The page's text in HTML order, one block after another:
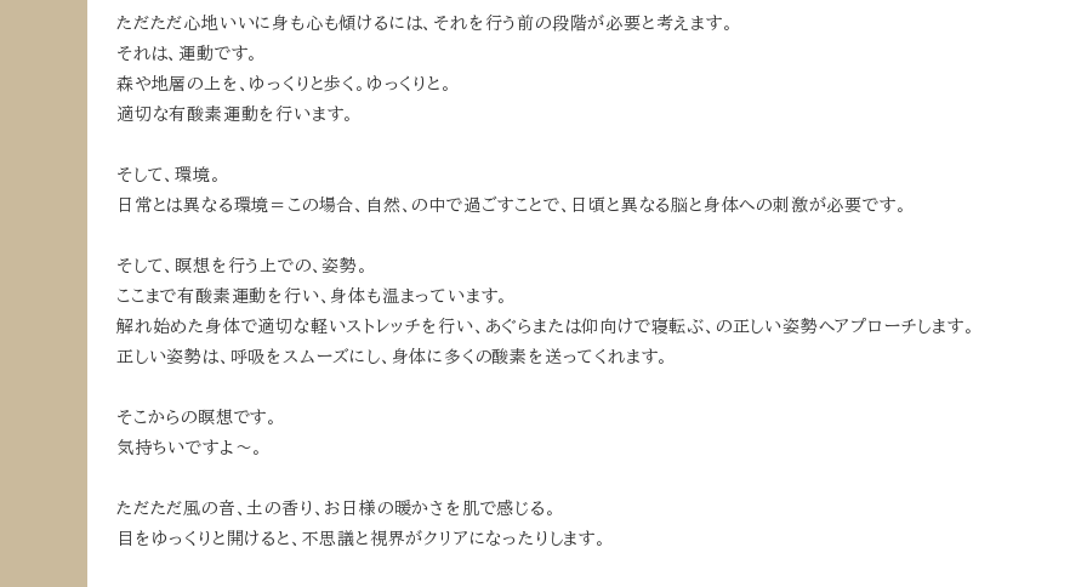
ただただ心地いいに身も心も傾けるには、それを行う前の段階が必要と考えます。
それは、運動です。
森や地層の上を、ゆっくりと歩く。ゆっくりと。
適切な有酸素運動を行います。
そして、環境。
日常とは異なる環境＝この場合、自然、の中で過ごすことで、日頃と異なる脳と身体への刺激が必要です。
そして、瞑想を行う上での、姿勢。
ここまで有酸素運動を行い、身体も温まっています。
解れ始めた身体で適切な軽いストレッチを行い、あぐらまたは仰向けで寝転ぶ、の正しい姿勢へアプローチします。
正しい姿勢は、呼吸をスムーズにし、身体に多くの酸素を送ってくれます。
そこからの瞑想です。
気持ちいですよ〜。
ただただ風の音、土の香り、お日様の暖かさを肌で感じる。
目をゆっくりと開けると、不思議と視界がクリアになったりします。